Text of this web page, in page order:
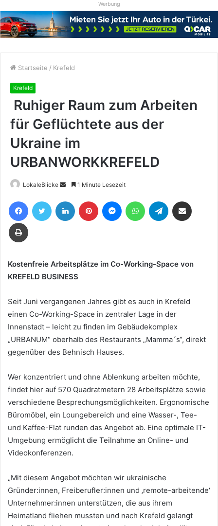
Werbung
Startseite / Krefeld
Krefeld
Ruhiger Raum zum Arbeiten
für Geflüchtete aus der
Ukraine im
URBANWORKKREFELD
LokaleBlicke
Sende
eine
E-
1 Minute Lesezeit
FacebookTwitter LinkedIn Pinterest MessengerWhatsAppTelegram
Drucken
Kostenfreie Arbeitsplätze im Co-Working-Space von
KREFELD BUSINESS
Seit Juni vergangenen Jahres gibt es auch in Krefeld
einen Co-Working-Space in zentraler Lage in der
Innenstadt – leicht zu finden im Gebäudekomplex
„URBANUM“ oberhalb des Restaurants „Mamma´s“, direkt
gegenüber des Behnisch Hauses.
Wer konzentriert und ohne Ablenkung arbeiten möchte,
findet hier auf 570 Quadratmetern 28 Arbeitsplätze sowie
verschiedene Besprechungsmöglichkeiten. Ergonomische
Büromöbel, ein Loungebereich und eine Wasser-, Tee-
und Kaffee-Flat runden das Angebot ab. Eine optimale IT-
Umgebung ermöglicht die Teilnahme an Online- und
Videokonferenzen.
„Mit diesem Angebot möchten wir ukrainische
Gründer:innen, Freiberufler:innen und ‚remote-arbeitende‘
Unternehmer:innen unterstützen, die aus ihrem
Heimatland fliehen mussten und nach Krefeld gelangt